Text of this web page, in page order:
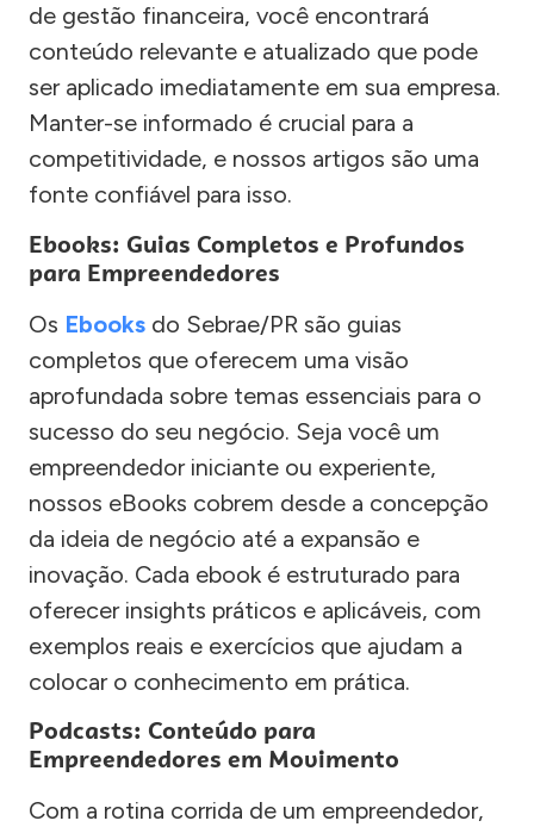
de gestão financeira, você encontrará
conteúdo relevante e atualizado que pode
ser aplicado imediatamente em sua empresa.
Manter-se informado é crucial para a
competitividade, e nossos artigos são uma
fonte confiável para isso.
Ebooks: Guias Completos e Profundos
para Empreendedores
Os Ebooks do Sebrae/PR são guias
completos que oferecem uma visão
aprofundada sobre temas essenciais para o
sucesso do seu negócio. Seja você um
empreendedor iniciante ou experiente,
nossos eBooks cobrem desde a concepção
da ideia de negócio até a expansão e
inovação. Cada ebook é estruturado para
oferecer insights práticos e aplicáveis, com
exemplos reais e exercícios que ajudam a
colocar o conhecimento em prática.
Podcasts: Conteúdo para
Empreendedores em Movimento
Com a rotina corrida de um empreendedor,